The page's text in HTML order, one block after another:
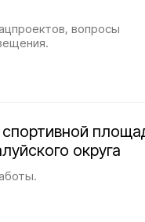
вопросы
округа